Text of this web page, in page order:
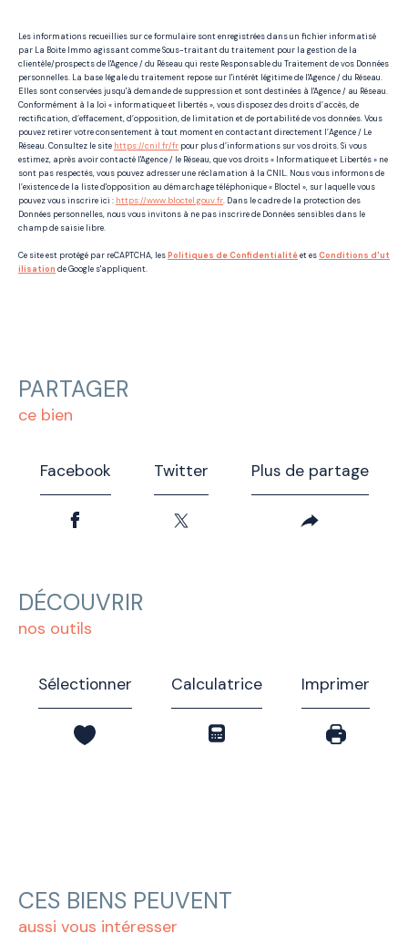
Les informations recueillies sur ce formulaire sont enregistrées dans un fichier informatisé
par La Boite Immo agissant comme Sous-traitant du traitement pour la gestion de la
clientèle/prospects de l'Agence / du Réseau qui reste Responsable du Traitement de vos Données
personnelles. La base légale du traitement repose sur l'intérêt légitime de l'Agence / du Réseau.
Elles sont conservées jusqu'à demande de suppression et sont destinées à l'Agence / au Réseau.
Conformément à la loi « informatique et libertés », vous disposez des droits d’accès, de
rectification, d’effacement, d’opposition, de limitation et de portabilité de vos données. Vous
pouvez retirer votre consentement à tout moment en contactant directement l’Agence / Le
Réseau. Consultez le site https://cnil.fr/fr pour plus d’informations sur vos droits. Si vous
estimez, après avoir contacté l'Agence / le Réseau, que vos droits « Informatique et Libertés » ne
sont pas respectés, vous pouvez adresser une réclamation à la CNIL. Nous vous informons de
l’existence de la liste d'opposition au démarchage téléphonique « Bloctel », sur laquelle vous
pouvez vous inscrire ici : https://www.bloctel.gouv.fr. Dans le cadre de la protection des
Données personnelles, nous vous invitons à ne pas inscrire de Données sensibles dans le
champ de saisie libre.
Ce site est protégé par reCAPTCHA, lesPolitiques de Confidentialitéet esConditions d'ut
ilisation de Google s'appliquent.
PARTAGER
ce bien
Facebook Twitter Plus de partage
DÉCOUVRIR
nos outils
Sélectionner Calculatrice Imprimer
CES BIENS PEUVENT
aussi vous intéresser